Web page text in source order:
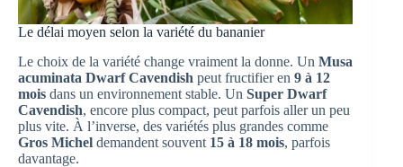
Le délai moyen selon la variété du bananier
Le choix de la variété change vraiment la donne. Un Musa
acuminata Dwarf Cavendish peut fructifier en 9 à 12
mois dans un environnement stable. Un Super Dwarf
Cavendish, encore plus compact, peut parfois aller un peu
plus vite. À l’inverse, des variétés plus grandes comme
Gros Michel demandent souvent 15 à 18 mois, parfois
davantage.